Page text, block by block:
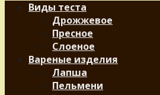
Виды теста
Дрожжевое
Пресное
Слоеное
Вареные изделия
Лапша
Пельмени